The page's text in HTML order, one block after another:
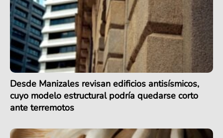
Desde Manizales revisan edificios antisísmicos,
cuyo modelo estructural podría quedarse corto
ante terremotos